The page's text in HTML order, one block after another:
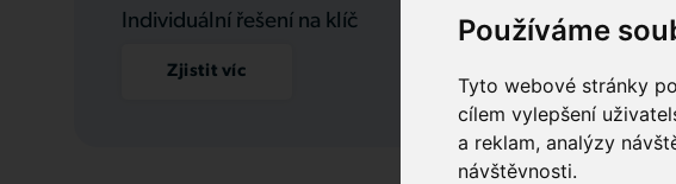
Používáme
Tyto webové stránky
cílem vylepšení
a reklam, analýzy
návštěvnosti.
Individuální řešení na klíč
Zjistit víc